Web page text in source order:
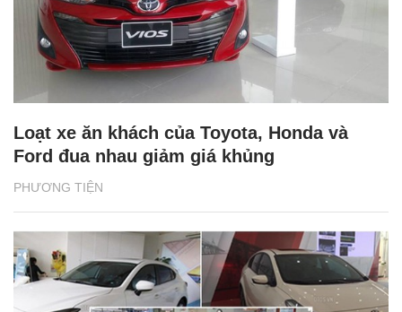
PHƯƠNG TIỆN
Loạt xe ăn khách của Toyota, Honda và
Ford đua nhau giảm giá khủng